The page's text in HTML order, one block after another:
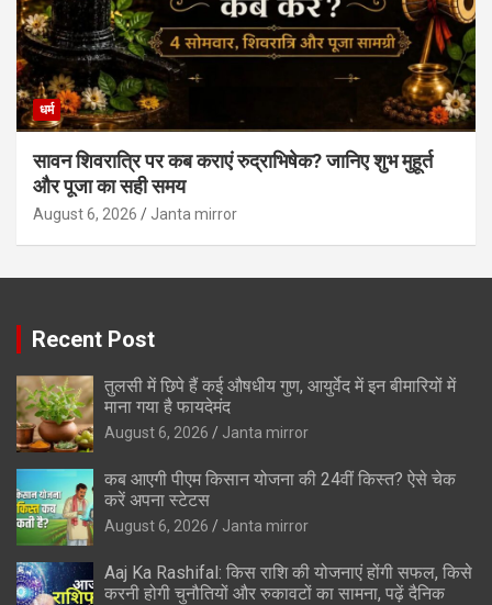
धर्म
सावन शिवरात्रि पर कब कराएं रुद्राभिषेक? जानिए शुभ मुहूर्त
और पूजा का सही समय
August 6, 2026 Janta mirror
Recent Post
तुलसी में छिपे हैं कई औषधीय गुण, आयुर्वेद में इन बीमारियों में
माना गया है फायदेमंद
August 6, 2026 Janta mirror
कब आएगी पीएम किसान योजना की 24वीं किस्त? ऐसे चेक
करें अपना स्टेटस
August 6, 2026 Janta mirror
Aaj Ka Rashifal: किस राशि की योजनाएं होंगी सफल, किसे
करनी होगी चुनौतियों और रुकावटों का सामना, पढ़ें दैनिक